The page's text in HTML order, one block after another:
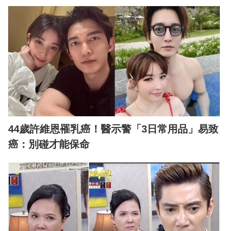
44歲許維恩罹乳癌！醫示警「3日常用品」易致
癌：別碰才能保命